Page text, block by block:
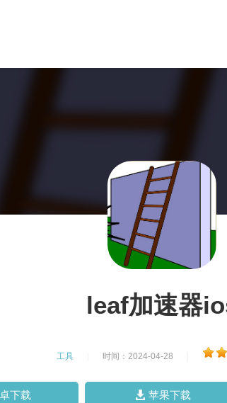
leaf加速器
工具 时间：2024-04-28
下载 苹果下载